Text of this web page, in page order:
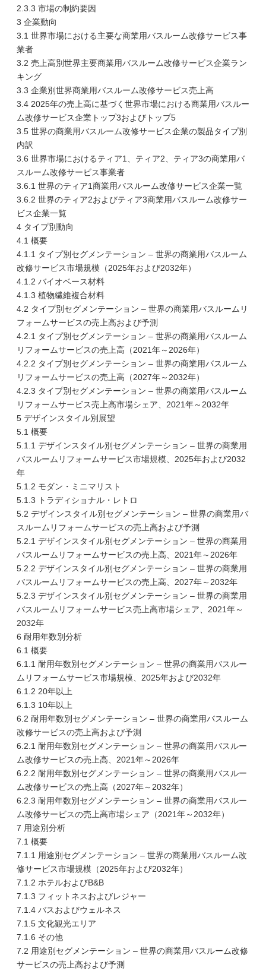
2.3.3 市場の制約要因
3 企業動向
3.1 世界市場における主要な商業用バスルーム改修サービス事
業者
3.2 売上高別世界主要商業用バスルーム改修サービス企業ラン
キング
3.3 企業別世界商業用バスルーム改修サービス売上高
3.4 2025年の売上高に基づく世界市場における商業用バスルー
ム改修サービス企業トップ3およびトップ5
3.5 世界の商業用バスルーム改修サービス企業の製品タイプ別
内訳
3.6 世界市場におけるティア1、ティア2、ティア3の商業用バ
スルーム改修サービス事業者
3.6.1 世界のティア1商業用バスルーム改修サービス企業一覧
3.6.2 世界のティア2およびティア3商業用バスルーム改修サー
ビス企業一覧
4 タイプ別動向
4.1 概要
4.1.1 タイプ別セグメンテーション – 世界の商業用バスルーム
改修サービス市場規模（2025年および2032年）
4.1.2 バイオベース材料
4.1.3 植物繊維複合材料
4.2 タイプ別セグメンテーション – 世界の商業用バスルームリ
フォームサービスの売上高および予測
4.2.1 タイプ別セグメンテーション – 世界の商業用バスルーム
リフォームサービスの売上高（2021年～2026年）
4.2.2 タイプ別セグメンテーション – 世界の商業用バスルーム
リフォームサービスの売上高（2027年～2032年）
4.2.3 タイプ別セグメンテーション – 世界の商業用バスルーム
リフォームサービス売上高市場シェア、2021年～2032年
5 デザインスタイル別展望
5.1 概要
5.1.1 デザインスタイル別セグメンテーション – 世界の商業用
バスルームリフォームサービス市場規模、2025年および2032
年
5.1.2 モダン・ミニマリスト
5.1.3 トラディショナル・レトロ
5.2 デザインスタイル別セグメンテーション – 世界の商業用バ
スルームリフォームサービスの売上高および予測
5.2.1 デザインスタイル別セグメンテーション – 世界の商業用
バスルームリフォームサービスの売上高、2021年～2026年
5.2.2 デザインスタイル別セグメンテーション – 世界の商業用
バスルームリフォームサービスの売上高、2027年～2032年
5.2.3 デザインスタイル別セグメンテーション – 世界の商業用
バスルームリフォームサービス売上高市場シェア、2021年～
2032年
6 耐用年数別分析
6.1 概要
6.1.1 耐用年数別セグメンテーション – 世界の商業用バスルー
ムリフォームサービス市場規模、2025年および2032年
6.1.2 20年以上
6.1.3 10年以上
6.2 耐用年数別セグメンテーション – 世界の商業用バスルーム
改修サービスの売上高および予測
6.2.1 耐用年数別セグメンテーション – 世界の商業用バスルー
ム改修サービスの売上高、2021年～2026年
6.2.2 耐用年数別セグメンテーション – 世界の商業用バスルー
ム改修サービスの売上高（2027年～2032年）
6.2.3 耐用年数別セグメンテーション – 世界の商業用バスルー
ム改修サービスの売上高市場シェア（2021年～2032年）
7 用途別分析
7.1 概要
7.1.1 用途別セグメンテーション – 世界の商業用バスルーム改
修サービス市場規模（2025年および2032年）
7.1.2 ホテルおよびB&B
7.1.3 フィットネスおよびレジャー
7.1.4 バスおよびウェルネス
7.1.5 文化観光エリア
7.1.6 その他
7.2 用途別セグメンテーション – 世界の商業用バスルーム改修
サービスの売上高および予測